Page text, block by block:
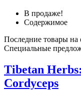
В продаже!
Содержимое
Последние товары на
Специальные
Tibetan
Cordyceps